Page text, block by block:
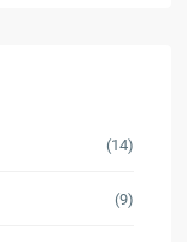
(14)
(9)